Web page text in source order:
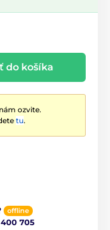
do košíka
ozvite.
tu.
offline
705